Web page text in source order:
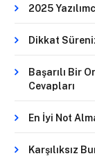
2025
Dikkat
Başarılı Bir
Cevapları
En İyi Not
Karşılıksız